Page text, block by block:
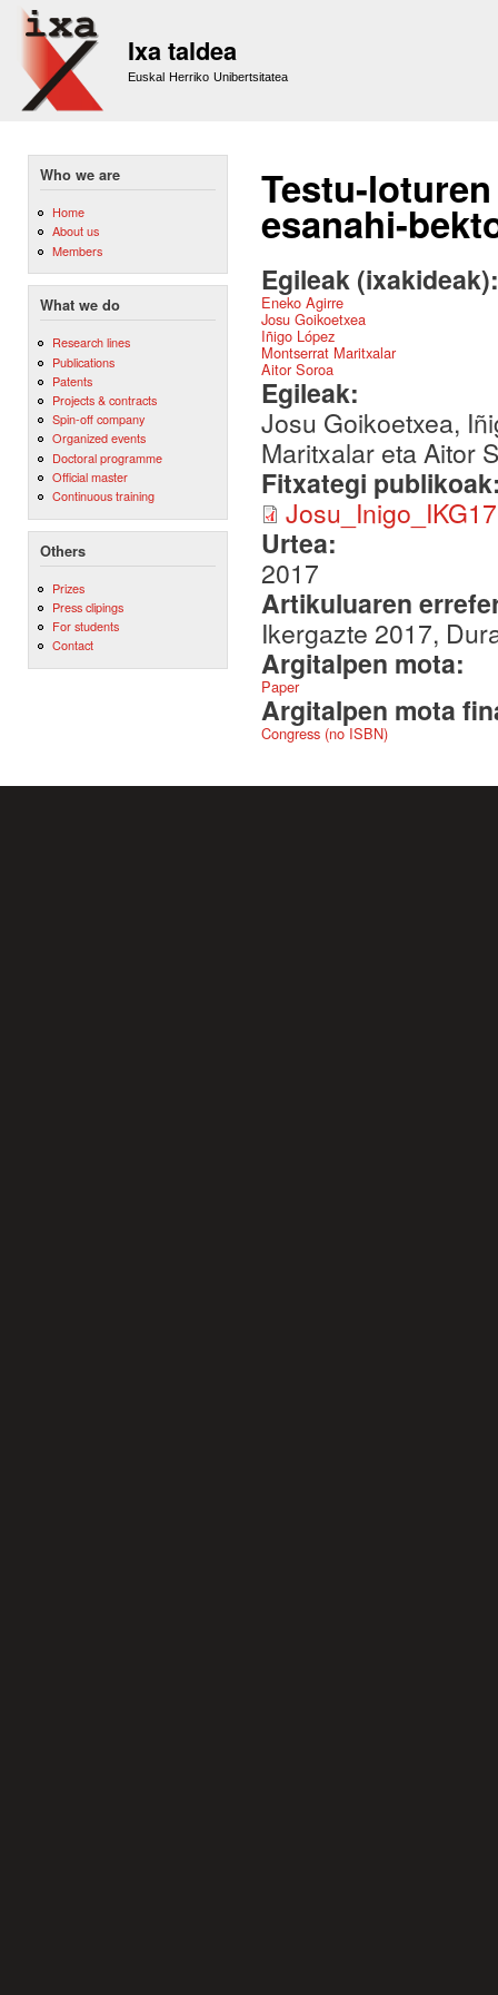
Ixa taldea
Euskal Herriko Unibertsitatea
Who we are
Home
About us
Members
What we do
Research lines
Publications
Patents
Projects & contracts
Spin-off company
Organized events
Doctoral programme
Official master
Continuous training
Others
Prizes
Press clipings
For students
Contact
Testu-
esanahi-
Egileak
Eneko Agirre
Josu Goikoetxea
Iñigo López
Montserrat Maritxalar
Aitor Soroa
Egileak:
Josu Goikoetxea,
Maritxalar eta Aitor
Fitxategi
Urtea:
2017
Artikuluaren
Ikergazte 2017,
Argitalpen mota:
Paper
Argitalpen mota
Congress (no ISBN)